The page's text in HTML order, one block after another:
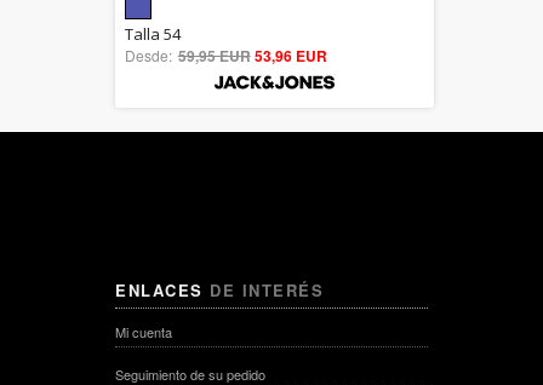
out of 5
Talla 54
Desde: 59,95 EUR53,96 EUR
ENLACES DE INTERÉS
Mi cuenta
Seguimiento de su pedido